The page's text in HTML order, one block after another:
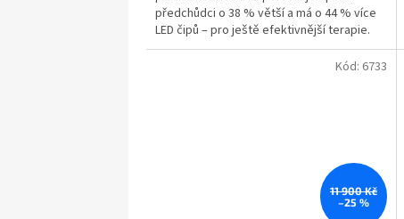
předchůdci o 38 % větší a má o 44 % více
LED čipů – pro ještě efektivnější terapie.
Střední...
11 900 Kč
–25 %
Kód: 6733